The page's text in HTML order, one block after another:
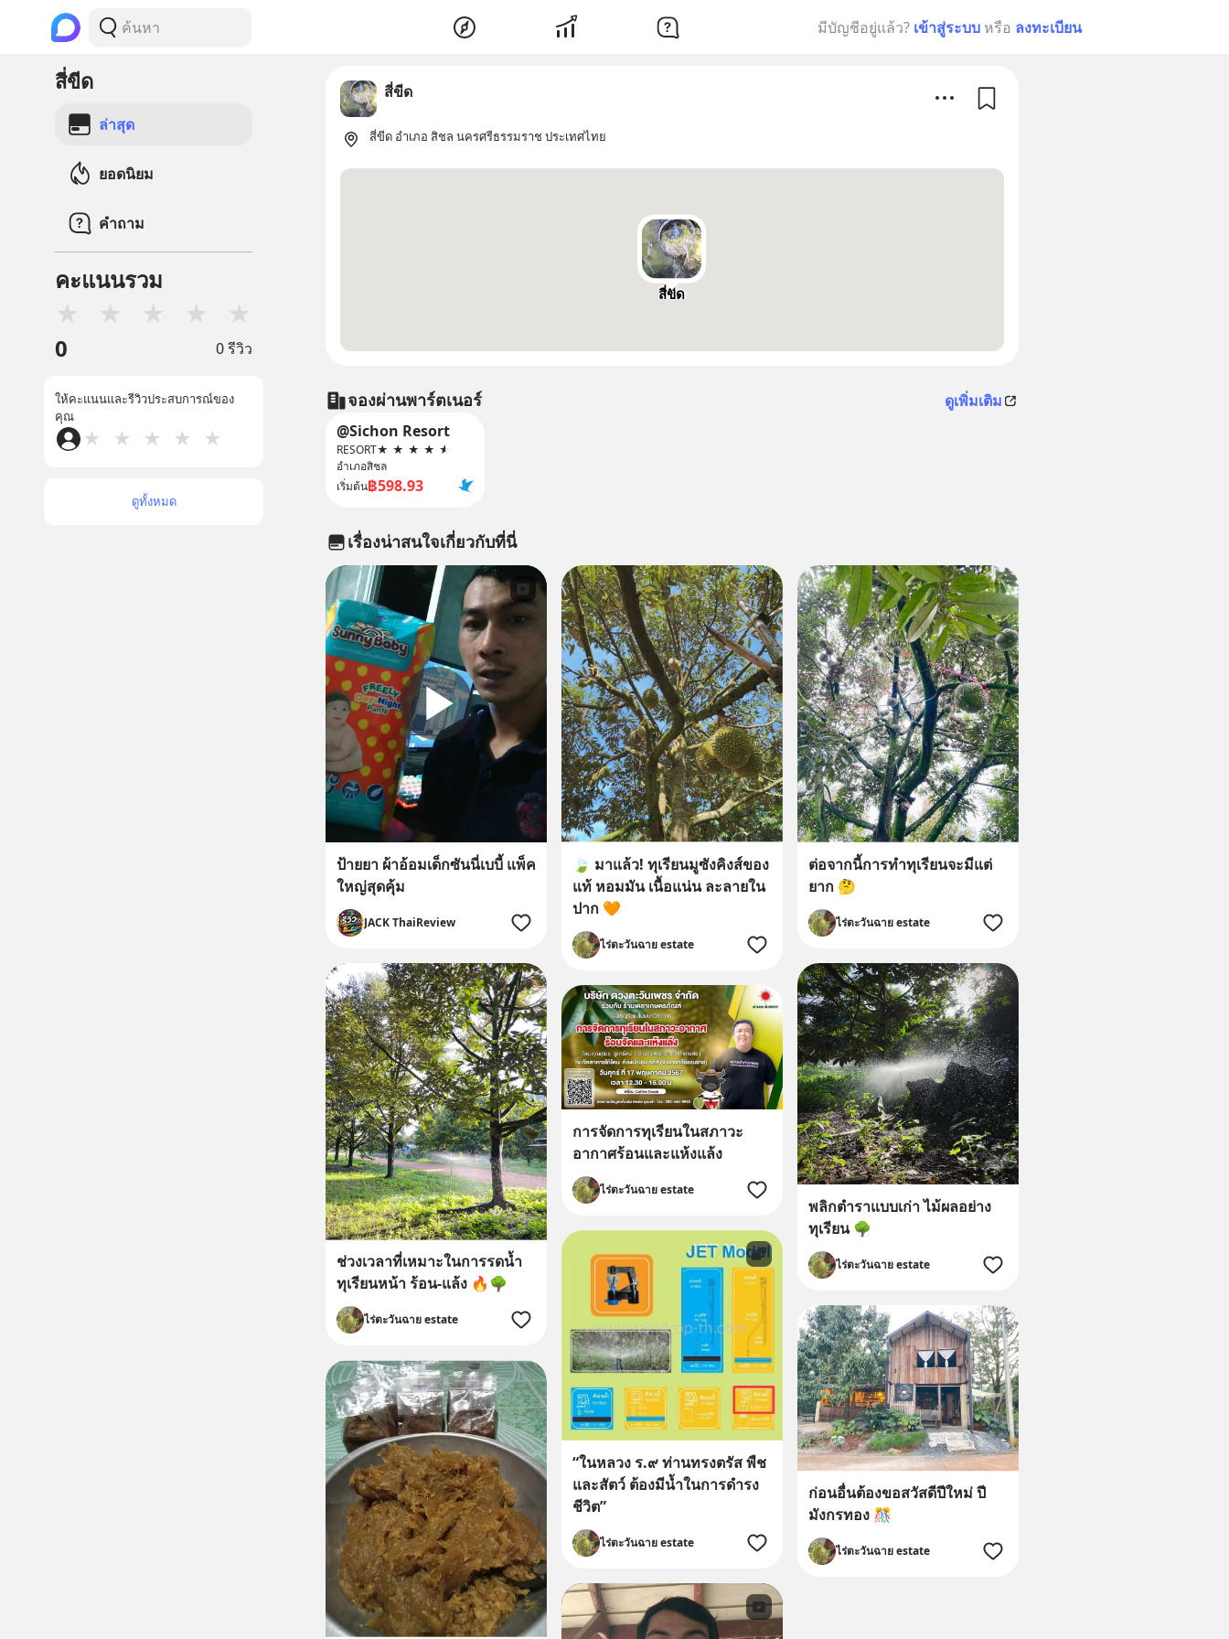
มีบัญชีอยู่แล้ว? เข้าสู่ระบบ หรือ ลงทะเบียน
สี่ขีด
ล่าสุด
ยอดนิยม
คำถาม
คะแนนรวม
★ ★ ★ ★ ★
0 0 รีวิว
ให้คะแนนและรีวิวประสบการณ์ของ
คุณ
★ ★ ★ ★ ★
ดูทั้งหมด
สี่ขีด
สี่ขีด อำเภอ สิชล นครศรีธรรมราช ประเทศไทย
สี่ขีด
จองผ่านพาร์ตเนอร์
ดูเพิ่มเติม
@Sichon Resort
RESORT★ ★ ★ ★ ★
อำเภอสิชล
เริ่มต้น฿598.93
เรื่องน่าสนใจเกี่ยวกับที่นี่
ป้ายยา ผ้าอ้อมเด็กซันนี่เบบี้ แพ็ค
ใหญ่สุดคุ้ม
JACK ThaiReview
🍃 มาแล้ว! ทุเรียนมูซังคิงส์ของ
แท้ หอมมัน เนื้อแน่น ละลายใน
ปาก 🧡
ไร่ตะวันฉาย estate
ต่อจากนี้การทำทุเรียนจะมีแต่
ยาก 🤔
ไร่ตะวันฉาย estate
ช่วงเวลาที่เหมาะในการรดน้ำ
ทุเรียนหน้า ร้อน-แล้ง 🔥🌳
ไร่ตะวันฉาย estate
พลิกตำราแบบเก่า ไม้ผลอย่าง
ทุเรียน 🌳
ไร่ตะวันฉาย estate
การจัดการทุเรียนในสภาวะ
อากาศร้อนและแห้งแล้ง
ไร่ตะวันฉาย estate
“ในหลวง ร.๙ ท่านทรงตรัส พืช
และสัตว์ ต้องมีน้ำในการดำรง
ชีวิต”
ไร่ตะวันฉาย estate
ก่อนอื่นต้องขอสวัสดีปีใหม่ ปี
มังกรทอง 🎊
ไร่ตะวันฉาย estate